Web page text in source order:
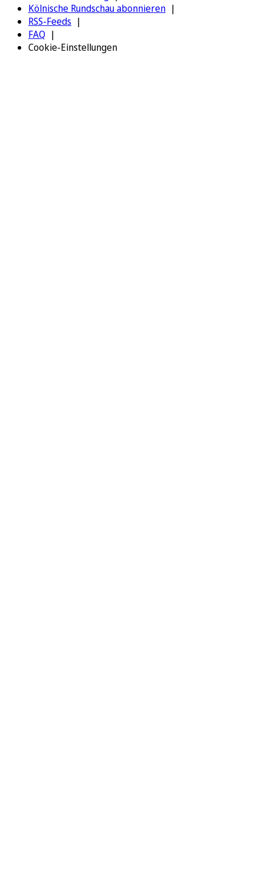
Kölnische Rundschau abonnieren
RSS-Feeds
FAQ
Cookie-Einstellungen